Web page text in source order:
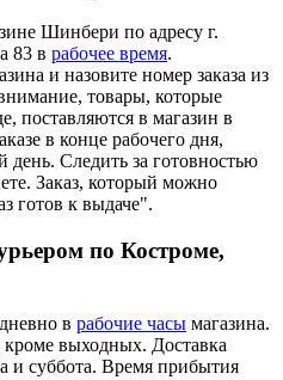
Шинбери по адресу г.
83 в рабочее время.
и назовите номер заказа из
товары, которые
поставляются в магазин в
в конце рабочего дня,
Следить за готовностью
Заказ, который можно
готов к выдаче".
по Костроме,
в рабочие часы магазина.
выходных. Доставка
и суббота. Время прибытия